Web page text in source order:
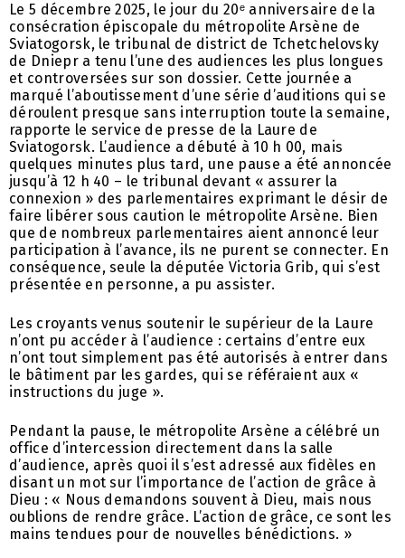
Le 5 décembre 2025, le jour du 20ᵉ anniversaire de la
consécration épiscopale du métropolite Arsène de
Sviatogorsk, le tribunal de district de Tchetchelovsky
de Dniepr a tenu l’une des audiences les plus longues
et controversées sur son dossier. Cette journée a
marqué l’aboutissement d’une série d’auditions qui se
déroulent presque sans interruption toute la semaine,
rapporte le service de presse de la Laure de
Sviatogorsk. L’audience a débuté à 10 h 00, mais
quelques minutes plus tard, une pause a été annoncée
jusqu’à 12 h 40 – le tribunal devant « assurer la
connexion » des parlementaires exprimant le désir de
faire libérer sous caution le métropolite Arsène. Bien
que de nombreux parlementaires aient annoncé leur
participation à l’avance, ils ne purent se connecter. En
conséquence, seule la députée Victoria Grib, qui s’est
présentée en personne, a pu assister.
Les croyants venus soutenir le supérieur de la Laure
n’ont pu accéder à l’audience : certains d’entre eux
n’ont tout simplement pas été autorisés à entrer dans
le bâtiment par les gardes, qui se référaient aux «
instructions du juge ».
Pendant la pause, le métropolite Arsène a célébré un
office d’intercession directement dans la salle
d’audience, après quoi il s’est adressé aux fidèles en
disant un mot sur l’importance de l’action de grâce à
Dieu : « Nous demandons souvent à Dieu, mais nous
oublions de rendre grâce. L’action de grâce, ce sont les
mains tendues pour de nouvelles bénédictions. »